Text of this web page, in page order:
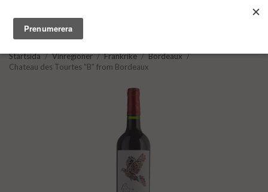
Startsida / Vinregioner / Frankrike / Bordeaux /
Chateau des Tourtes "B" from Bordeaux